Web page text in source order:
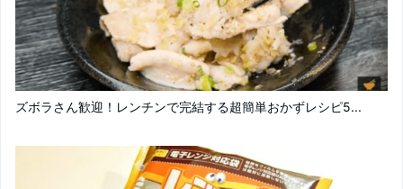
ズボラさん歓迎！レンチンで完結する超簡単おかずレシピ5...